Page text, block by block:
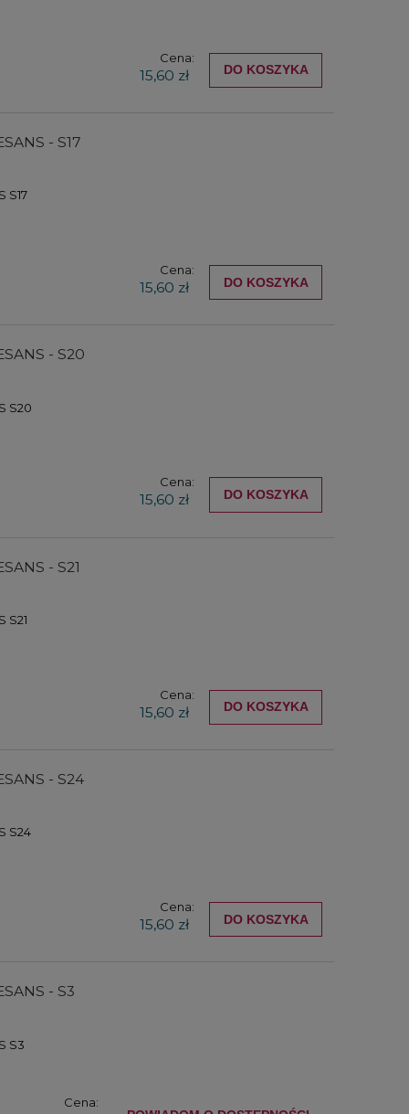
Cena:
15,60 zł DO KOSZYKA
- S17
S17
Cena:
15,60 zł DO KOSZYKA
- S20
S20
Cena:
15,60 zł DO KOSZYKA
- S21
S21
Cena:
15,60 zł DO KOSZYKA
- S24
S24
Cena:
15,60 zł DO KOSZYKA
- S3
S3
Cena: